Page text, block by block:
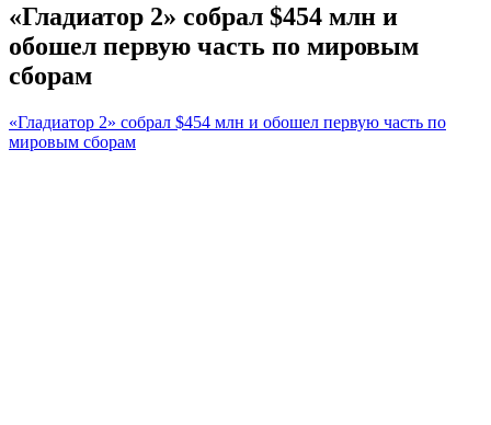
«Гладиатор 2» собрал $454 млн и
обошел первую часть по мировым
сборам
«Гладиатор 2» собрал $454 млн и обошел первую часть по
мировым сборам